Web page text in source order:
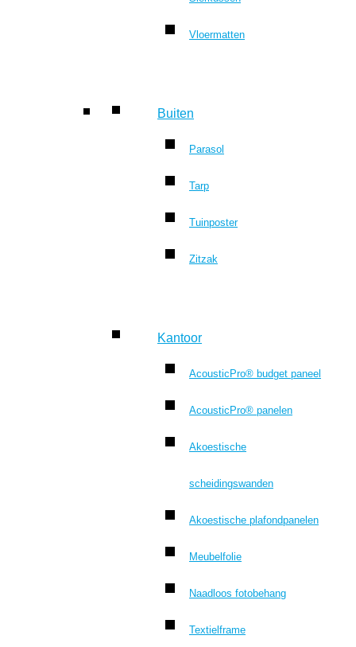
Vloermatten
Buiten
Parasol
Tarp
Tuinposter
Zitzak
Kantoor
AcousticPro® budget paneel
AcousticPro® panelen
Akoestische
scheidingswanden
Akoestische plafondpanelen
Meubelfolie
Naadloos fotobehang
Textielframe